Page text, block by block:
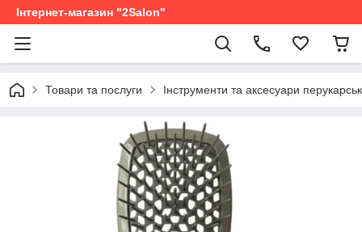
Інтернет-магазин "2Salon"
Товари та послуги Інструменти та аксесуари